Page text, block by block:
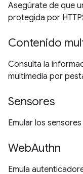
Asegúrate de que
protegida por
Contenido
Consulta la
multimedia por
Sensores
Emular los
WebAuthn
Emula